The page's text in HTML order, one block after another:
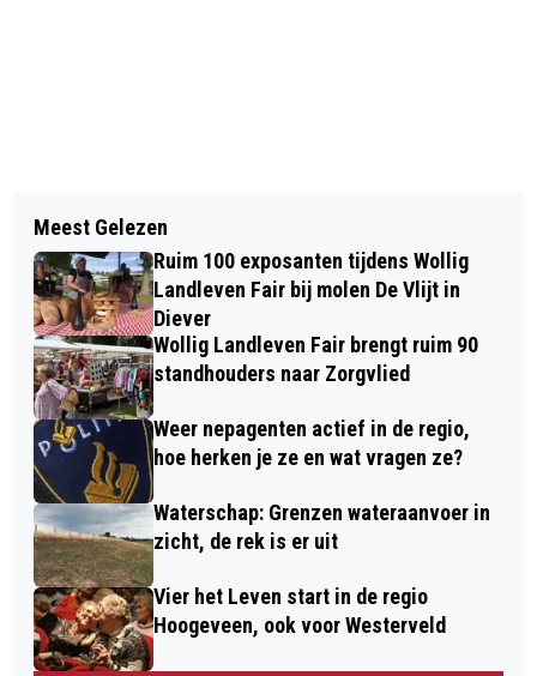
THEATERVOORSTELLING ‘VERGEET
ME NIET’ REIST DOOR DRENTHE
PINKSTERCONCOURS DE WIJK BLIJFT
BOEIEN, DRIE DAGEN TOPSPORT
Meest Gelezen
Ruim 100 exposanten tijdens Wollig
Landleven Fair bij molen De Vlijt in
Diever
Wollig Landleven Fair brengt ruim 90
standhouders naar Zorgvlied
Weer nepagenten actief in de regio,
hoe herken je ze en wat vragen ze?
Waterschap: Grenzen wateraanvoer in
zicht, de rek is er uit
Vier het Leven start in de regio
Hoogeveen, ook voor Westerveld